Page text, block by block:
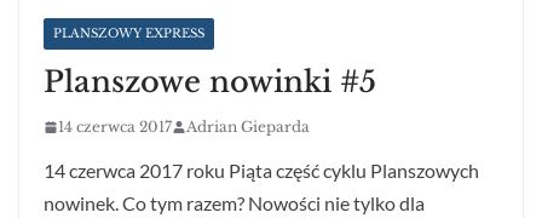
PLANSZOWY EXPRESS
Planszowe nowinki #5
14 czerwca 2017 Adrian Gieparda
14 czerwca 2017 roku Piąta część cyklu Planszowych
nowinek. Co tym razem? Nowości nie tylko dla